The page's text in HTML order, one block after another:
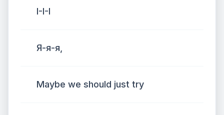
I-I-I
Я-я-я,
Maybe we should just try